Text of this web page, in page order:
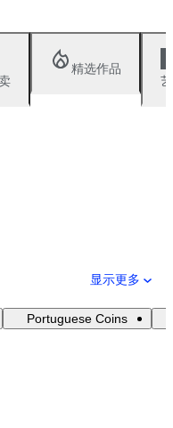
精选作品
显示更多
Portuguese Coins